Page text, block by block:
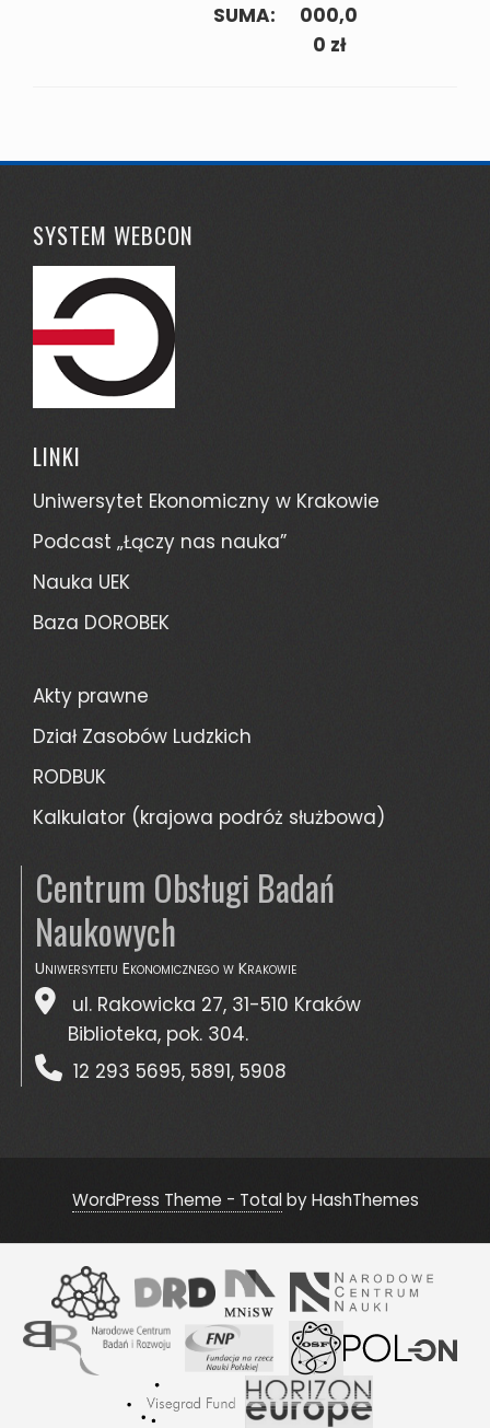
SUMA:
000,0
0 zł
SYSTEM WEBCON
LINKI
Uniwersytet Ekonomiczny w Krakowie
Podcast „Łączy nas nauka”
Nauka UEK
Baza DOROBEK
Akty prawne
Dział Zasobów Ludzkich
RODBUK
Kalkulator (krajowa podróż służbowa)
Centrum Obsługi Badań
Naukowych
Uniwersytetu Ekonomicznego w Krakowie
ul. Rakowicka 27, 31-510 Kraków
Biblioteka, pok. 304.
12 293 5695, 5891, 5908
WordPress Theme - Totalby HashThemes